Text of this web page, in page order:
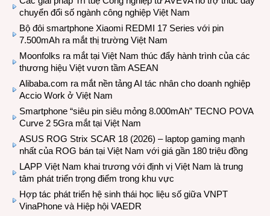
chuyển đổi số ngành công nghiệp Việt Nam
Bộ đôi smartphone Xiaomi REDMI 17 Series với pin
7.500mAh ra mắt thị trường Việt Nam
Moonfolks ra mắt tại Việt Nam thúc đẩy hành trình của các
thương hiệu Việt vươn tầm ASEAN
Alibaba.com ra mắt nền tảng AI tác nhân cho doanh nghiệp
Accio Work ở Việt Nam
Smartphone “siêu pin siêu mỏng 8.000mAh” TECNO POVA
Curve 2 5Gra mắt tại Việt Nam
ASUS ROG Strix SCAR 18 (2026) – laptop gaming mạnh
nhất của ROG bán tại Việt Nam với giá gần 180 triệu đồng
LAPP Việt Nam khai trương với định vị Việt Nam là trung
tâm phát triển trọng điểm trong khu vực
Hợp tác phát triển hệ sinh thái học liệu số giữa VNPT
VinaPhone và Hiệp hội VAEDR